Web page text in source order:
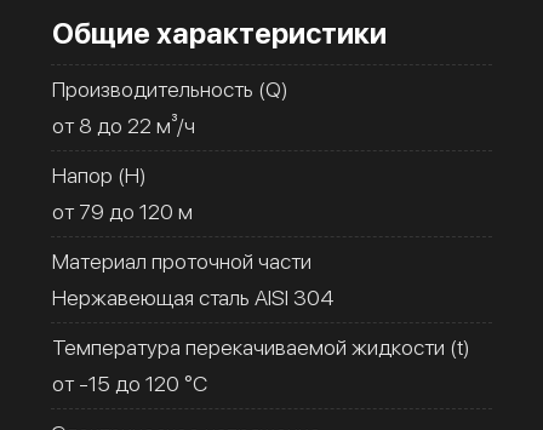
Общие характеристики
Производительность (Q)
от 8 до 22 м³/ч
Напор (H)
от 79 до 120 м
Материал проточной части
Нержавеющая сталь AISI 304
Температура перекачиваемой жидкости (t)
от -15 до 120 °C